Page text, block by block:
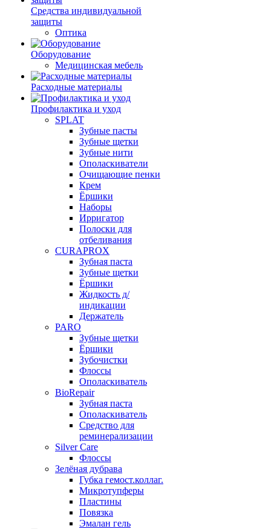
Средства индивидуальной
защиты
Оптика
Оборудование
Медицинская мебель
Расходные материалы
Профилактика и уход
SPLAT
Зубные пасты
Зубные щетки
Зубные нити
Ополаскиватели
Очищающие пенки
Крем
Ёршики
Наборы
Ирригатор
Полоски для
отбеливания
CURAPROX
Зубная паста
Зубные щетки
Ёршики
Жидкость д/
индикации
Держатель
PARO
Зубные щетки
Ёршики
Зубочистки
Флоссы
Ополаскиватель
BioRepair
Зубная паста
Ополаскиватель
Средство для
реминерализации
Silver Care
Флоссы
Зелёная дубрава
Губка гемост.коллаг.
Микротупферы
Пластины
Повязка
Эмалан гель